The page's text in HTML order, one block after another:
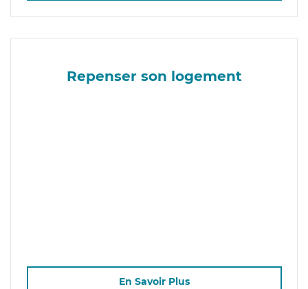
Repenser son logement
En Savoir Plus